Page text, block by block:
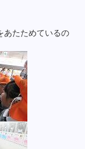
あたためているの